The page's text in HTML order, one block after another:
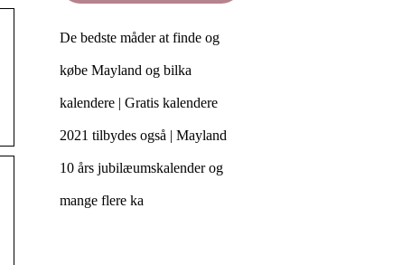
De bedste måder at finde og
købe Mayland og bilka
kalendere | Gratis kalendere
2021 tilbydes også | Mayland
10 års jubilæumskalender og
mange flere ka